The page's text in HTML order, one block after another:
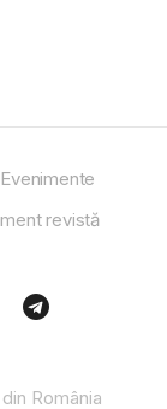
Evenimente
revistă
România